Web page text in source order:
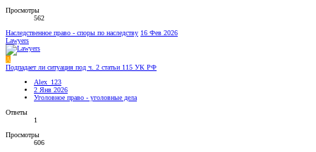
Просмотры
562
Наследственное право - споры по наследству 16 Фев 2026
Lawyers
A
Подпадает ли ситуация под ч. 2 статьи 115 УК РФ
Alex_123
2 Янв 2026
Уголовное право - уголовные дела
Ответы
1
Просмотры
606